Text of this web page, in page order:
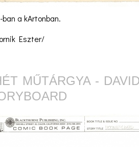
a kArtonban.
Eszter/
MŰTÁRGYA -